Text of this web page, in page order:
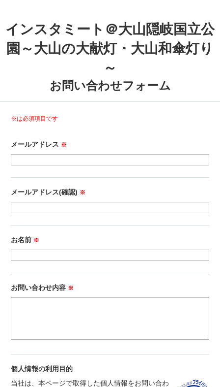
インスタミート＠大山隠岐国立公
園～大山の大献灯・大山和傘灯り
～
お問い合わせフォーム
※は必須項目です
メールアドレス ※
メールアドレス(確認) ※
お名前 ※
お問い合わせ内容 ※
個人情報の利用目的
当社は、本ページで取得した個人情報をお問い合わ